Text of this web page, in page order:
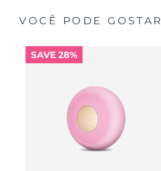
VOCÊ PODE GOSTAR
SAVE 28%